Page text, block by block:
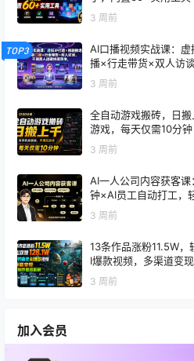
3 周前
TOP3
AI口播视频实战课：
播×行走带货×双人访
3 周前
全自动游戏搬砖，日
游戏，每天仅需10分钟
3 周前
AI一人公司内容获客
钟×AI员工自动打工，
3 周前
13条作品涨粉11.5W
I爆款视频，多渠道变
3 周前
加入会员